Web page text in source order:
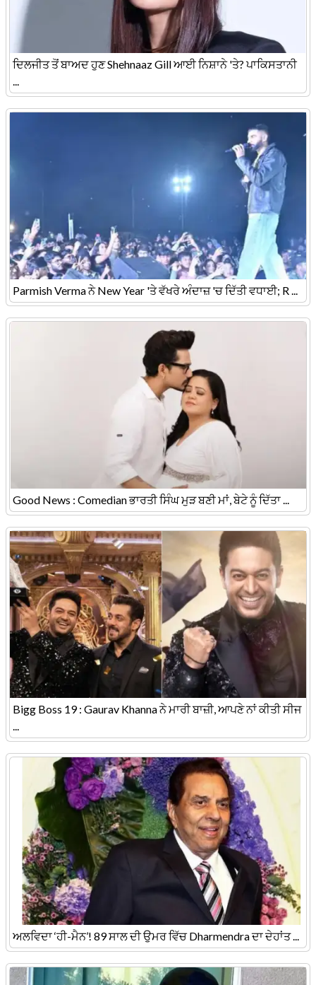
ਦਿਲਜੀਤ ਤੋਂ ਬਾਅਦ ਹੁਣ Shehnaaz Gill ਆਈ ਨਿਸ਼ਾਨੇ 'ਤੇ? ਪਾਕਿਸਤਾਨੀ
Parmish Verma ਨੇ New Year 'ਤੇ ਵੱਖਰੇ ਅੰਦਾਜ਼ 'ਚ ਦਿੱਤੀ ਵਧਾਈ; R ...
Good News : Comedian ਭਾਰਤੀ ਸਿੰਘ ਮੁੜ ਬਣੀ ਮਾਂ, ਬੇਟੇ ਨੂੰ ਦਿੱਤਾ ...
Bigg Boss 19 : Gaurav Khanna ਨੇ ਮਾਰੀ ਬਾਜ਼ੀ, ਆਪਣੇ ਨਾਂ ਕੀਤੀ ਸੀਜ
...
ਅਲਵਿਦਾ ‘ਹੀ-ਮੈਨ’! 89 ਸਾਲ ਦੀ ਉਮਰ ਵਿੱਚ Dharmendra ਦਾ ਦੇਹਾਂਤ ...